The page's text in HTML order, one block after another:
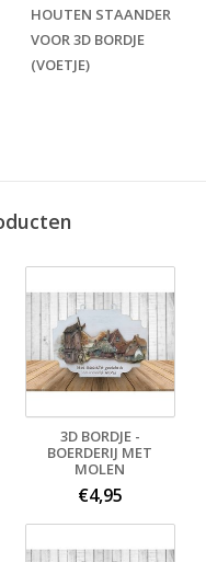
HOUTEN STAANDER
VOOR 3D BORDJE
(VOETJE)
3D BORDJE -
BOERDERIJ MET
MOLEN
€4,95